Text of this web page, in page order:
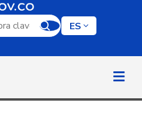
por palabra clave
ES